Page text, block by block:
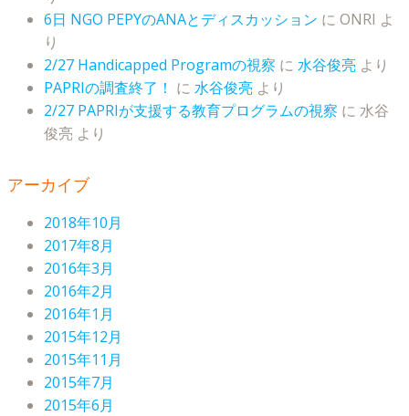
6日 NGO PEPYのANAとディスカッション に ONRI よ
り
2/27 Handicapped Programの視察 に 水谷俊亮 より
PAPRIの調査終了！ に 水谷俊亮 より
2/27 PAPRIが支援する教育プログラムの視察 に 水谷
俊亮 より
アーカイブ
2018年10月
2017年8月
2016年3月
2016年2月
2016年1月
2015年12月
2015年11月
2015年7月
2015年6月